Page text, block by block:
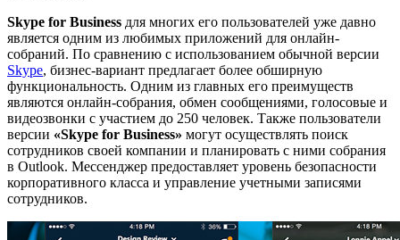
Skype for Business для многих его пользователей уже давно
является одним из любимых приложений для онлайн-
собраний. По сравнению с использованием обычной версии
Skype, бизнес-вариант предлагает более обширную
функциональность. Одним из главных его преимуществ
являются онлайн-собрания, обмен сообщениями, голосовые и
видеозвонки с участием до 250 человек. Также пользователи
версии «Skype for Business» могут осуществлять поиск
сотрудников своей компании и планировать с ними собрания
в Outlook. Мессенджер предоставляет уровень безопасности
корпоративного класса и управление учетными записями
сотрудников.